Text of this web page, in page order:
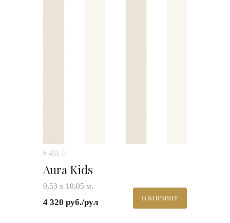
# 461-5
Aura Kids
0,53 х 10,05 м.
4 320 руб./рул В КОРЗИНУ